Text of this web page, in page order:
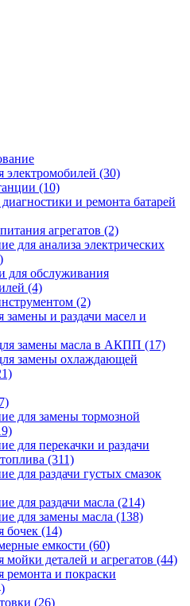
электромобилей (30)
(10)
и ремонта батарей
агрегатов (2)
для анализа электрических
для обслуживания
(4)
(2)
замены и раздачи масел и
замены масла в АКПП (17)
замены охлаждающей
для замены тормозной
для перекачки и раздачи
(311)
для раздачи густых смазок
для раздачи масла (214)
для замены масла (138)
бочек (14)
емкости (60)
мойки деталей и агрегатов (44)
ремонта и покраски
(26)